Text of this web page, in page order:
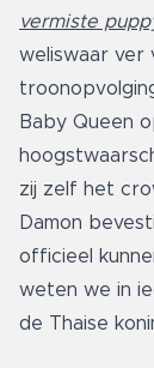
vermiste
weliswaar ver
Baby Queen
zij zelf het
Damon
officieel
weten we in
de Thaise